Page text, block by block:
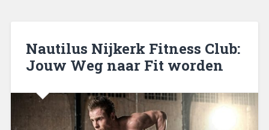
Nautilus Nijkerk Fitness Club:
Jouw Weg naar Fit worden